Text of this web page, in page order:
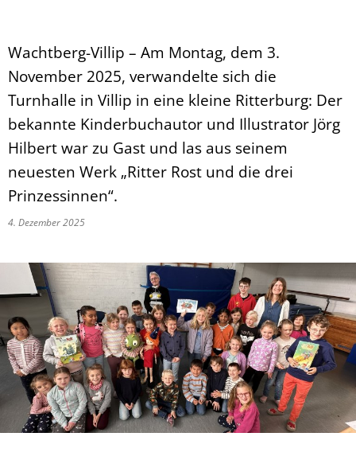
Wachtberg-Villip – Am Montag, dem 3.
November 2025, verwandelte sich die
Turnhalle in Villip in eine kleine Ritterburg: Der
bekannte Kinderbuchautor und Illustrator Jörg
Hilbert war zu Gast und las aus seinem
neuesten Werk „Ritter Rost und die drei
Prinzessinnen“.
4. Dezember 2025